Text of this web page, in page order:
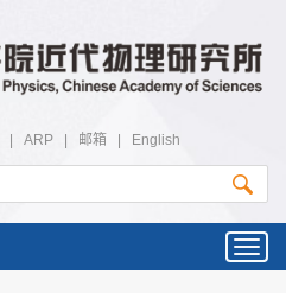
ARP 邮箱 English